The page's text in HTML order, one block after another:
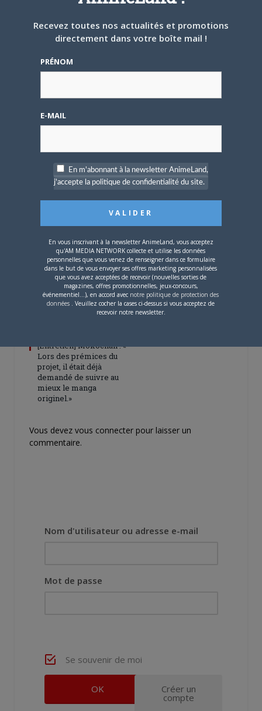
disponible !
4 AOÛT 2026 0
pour 2027
[Entretien] Mokochan : «
Lors des prémices du
projet, il était déjà
demandé de suivre au
mieux le manga
originel.»
Vous devez vous connecter pour laisser un
commentaire.
Nom d'utilisateur ou adresse e-mail
Mot de passe
Se souvenir de moi
Créer un
compte
Recevez toutes nos actualités et promotions
directement dans votre boîte mail !
PRÉNOM
E-MAIL
En m'abonnant à la newsletter AnimeLand,
j'accepte la politique de confidentialité du site.
En vous inscrivant à la newsletter AnimeLand, vous acceptez
qu'AM MEDIA NETWORK collecte et utilise les données
personnelles que vous venez de renseigner dans ce formulaire
dans le but de vous envoyer ses offres marketing personnalisées
que vous avez acceptées de recevoir (nouvelles sorties de
magazines, offres promotionnelles, jeux-concours,
événementiel...), en accord avec notre politique de protection des
données . Veuillez cocher la cases ci-dessus si vous acceptez de
recevoir notre newsletter.